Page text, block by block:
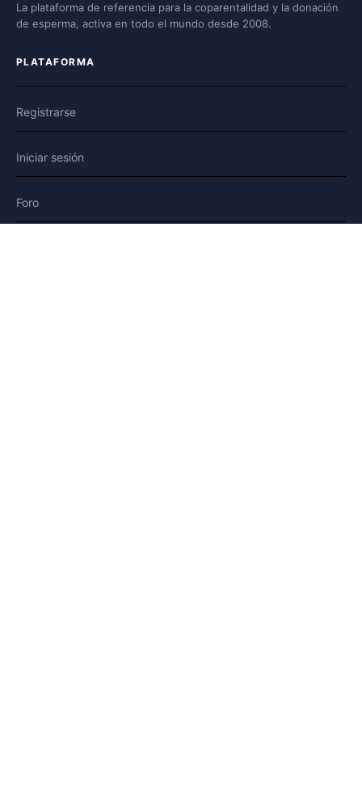
La plataforma de referencia para la coparentalidad y la donación
de esperma, activa en todo el mundo desde 2008.
PLATAFORMA
Registrarse
Iniciar sesión
Foro